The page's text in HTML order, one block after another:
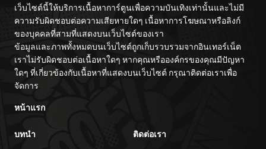
เว็บไซต์นี้ให้บริการเนื้อหาการ์ตูนเพื่อความบันเทิงเท่านั้นและไม่มี
ความรับผิดชอบต่อความเสียหายใดๆ เนื้อหาการโฆษณาหรือลิงก์
ของบุคคลที่สามที่แสดงบนเว็บไซต์ของเรา
ข้อมูลและภาพทั้งหมดบนเว็บไซต์ถูกเก็บรวบรวมจากอินเทอร์เน็ต
เราไม่รับผิดชอบต่อเนื้อหาใดๆ หากคุณหรือองค์กรของคุณมีปัญหา
ใดๆ ที่เกี่ยวข้องกับเนื้อหาที่แสดงบนเว็บไซต์ กรุณาติดต่อเราเพื่อ
จัดการ
หน้าแรก
บทนำ ติดต่อเรา